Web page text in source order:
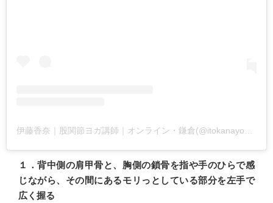
１．背中側の肩甲骨と、胸側の鎖骨を指や手のひらで感
じながら、その間にあるモリっとしている部分を左手で
広く握る